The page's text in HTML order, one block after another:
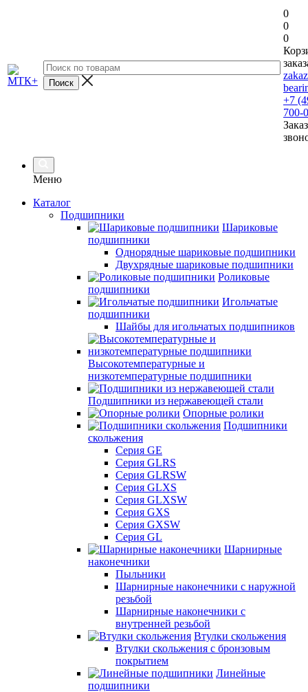
0
0
0
+7
700-
Меню
Каталог
Подшипники
Шариковые
подшипники
Однорядные шариковые подшипники
Двухрядные шариковые подшипники
Роликовые
подшипники
Игольчатые
подшипники
Шайбы для игольчатых подшипников
Высокотемпературные и
низкотемпературные подшипники
Подшипники из нержавеющей стали
Опорные ролики
Подшипники
скольжения
Серия GE
Серия GLRS
Серия GLRSW
Серия GLXS
Серия GLXSW
Серия GXS
Серия GXSW
Серия GL
Шарнирные
наконечники
Пыльники
Шарнирные наконечники с наружной
резьбой
Шарнирные наконечники с
внутренней резьбой
Втулки скольжения
Втулки скольжения с бронзовым
покрытием
Линейные
подшипники